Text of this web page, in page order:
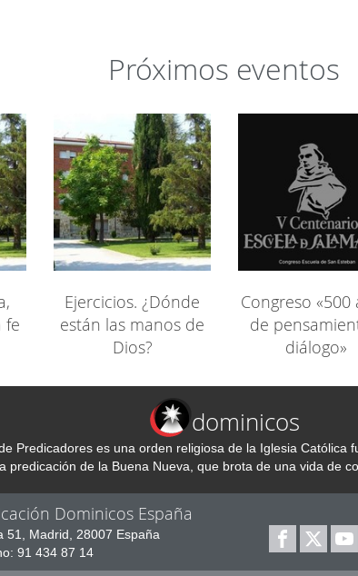
Próximos eventos
fe
Ejercicios. ¿Dónde
están las manos de
Dios?
Congreso «500
de
diálogo»
dominicos
Predicadores es una orden religiosa de la Iglesia Católica
predicación de la Buena Nueva, que brota de una vida de
Dominicos España
51, Madrid, 28007 España
91 434 87 14